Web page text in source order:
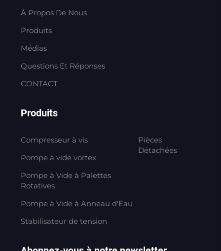
À Propos De Nous
Produits
Médias
Questions Et Réponses
CONTACT
Produits
Compresseur à vis
Pompe à vide vortex
Pompe à Vide à Palettes
Rotatives
Pompe à Vide à Anneau d'Eau
Stabilisateur de tension
Pièces
Détachées